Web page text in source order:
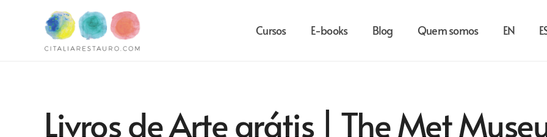
Cursos E-books Blog Quem somos EN
Livros de Arte grátis | The Met